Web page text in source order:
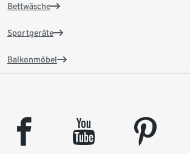
Bettwäsche
Sportgeräte
Balkonmöbel
facebook youtube pinterest